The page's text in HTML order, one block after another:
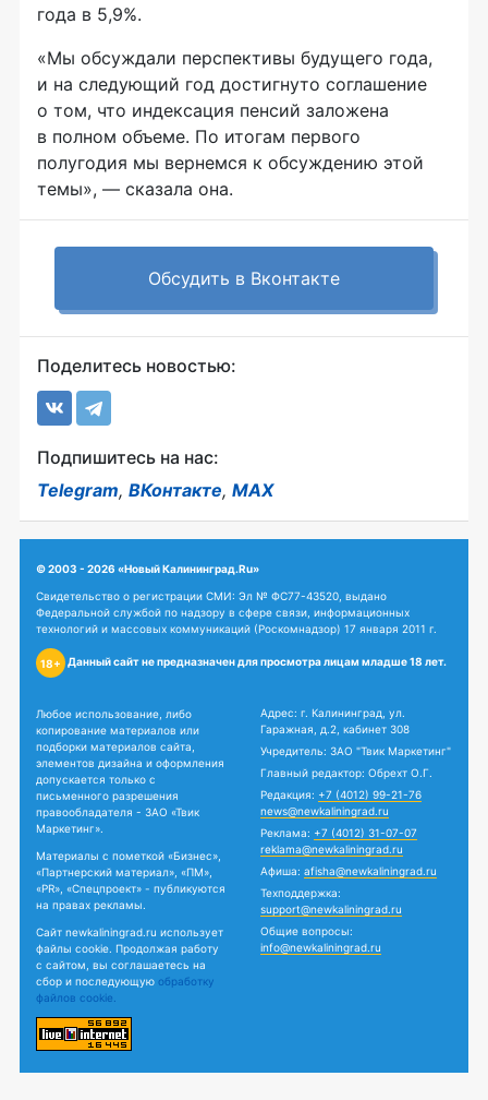
года в 5,9%.
«Мы обсуждали перспективы будущего года,
и на следующий год достигнуто соглашение
о том, что индексация пенсий заложена
в полном объеме. По итогам первого
полугодия мы вернемся к обсуждению этой
темы», — сказала она.
Обсудить в Вконтакте
Поделитесь новостью:
Подпишитесь на нас:
Telegram, ВКонтакте, MAX
© 2003 - 2026 «Новый Калининград.Ru»
Свидетельство о регистрации СМИ: Эл № ФС77-43520, выдано
Федеральной службой по надзору в сфере связи, информационных
технологий и массовых коммуникаций (Роскомнадзор) 17 января 2011 г.
18+ Данный сайт не предназначен для просмотра лицам младше 18 лет.
Любое использование, либо
копирование материалов или
подборки материалов сайта,
элементов дизайна и оформления
допускается только с
письменного разрешения
правообладателя - ЗАО «Твик
Маркетинг».
Материалы с пометкой «Бизнес»,
«Партнерский материал», «ПМ»,
«PR», «Спецпроект» - публикуются
на правах рекламы.
Сайт newkaliningrad.ru использует
файлы cookie. Продолжая работу
с сайтом, вы соглашаетесь на
сбор и последующую обработку
файлов cookie.
Адрес: г. Калининград, ул.
Гаражная, д.2, кабинет 308
Учредитель: ЗАО "Твик Маркетинг"
Главный редактор: Обрехт О.Г.
Редакция: +7 (4012) 99-21-76
news@newkaliningrad.ru
Реклама: +7 (4012) 31-07-07
reklama@newkaliningrad.ru
Афиша: afisha@newkaliningrad.ru
Техподдержка:
support@newkaliningrad.ru
Общие вопросы:
info@newkaliningrad.ru